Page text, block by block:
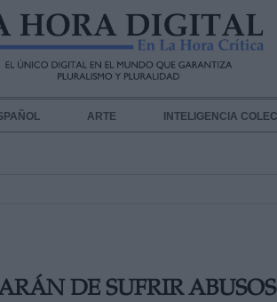
ARTE INTELIGENCIA
DE SUFRIR